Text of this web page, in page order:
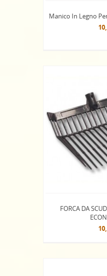
Manico In Legno
FORCA DA